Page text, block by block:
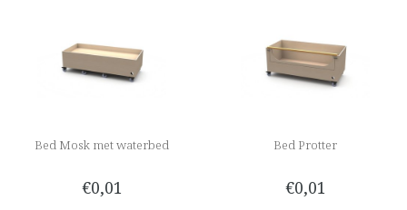
Bed Mosk met waterbed
€0,01
Bed Protter
€0,01